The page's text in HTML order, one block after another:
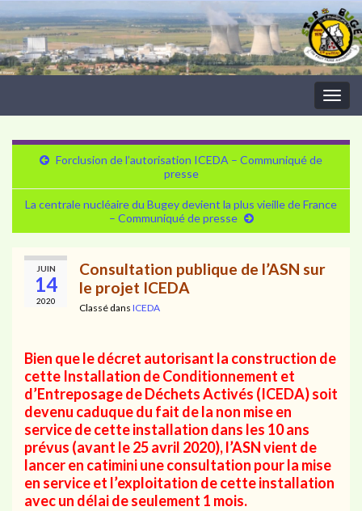
Forclusion de l’autorisation ICEDA – Communiqué de
presse
La centrale nucléaire du Bugey devient la plus vieille de France
– Communiqué de presse
JUIN
14
2020
Consultation publique de l’ASN sur
le projet ICEDA
Classé dans ICEDA
Bien que le décret autorisant la construction de
cette Installation de Conditionnement et
d’Entreposage de Déchets Activés (ICEDA) soit
devenu caduquedu fait de la non mise en
service de cette installation dans les 10 ans
prévus (avant le 25 avril 2020),l’ASN vient de
lancer en catimini une consultation pour la mise
en service et l’exploitation de cette installation
avec un délai de seulement 1 mois.